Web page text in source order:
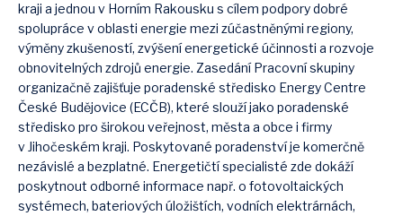
kraji a jednou v Horním Rakousku s cílem podpory dobré
spolupráce v oblasti energie mezi zúčastněnými regiony,
výměny zkušeností, zvýšení energetické účinnosti a rozvoje
obnovitelných zdrojů energie. Zasedání Pracovní skupiny
organizačně zajišťuje poradenské středisko Energy Centre
České Budějovice (ECČB), které slouží jako poradenské
středisko pro širokou veřejnost, města a obce i firmy
v Jihočeském kraji. Poskytované poradenství je komerčně
nezávislé a bezplatné. Energetičtí specialisté zde dokáží
poskytnout odborné informace např. o fotovoltaických
systémech, bateriových úložištích, vodních elektrárnách,